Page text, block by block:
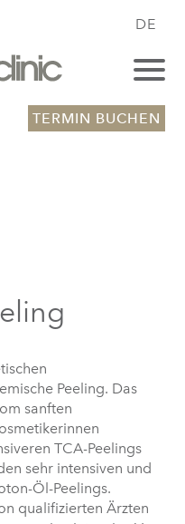
TERMIN BUCHEN
DE
Peeling. Das
sanften
TCA-Peelings
sehr intensiven und
Öl-Peelings.
qualifizierten Ärzten